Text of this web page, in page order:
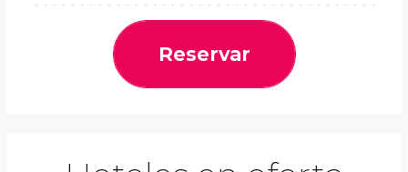
Reservar